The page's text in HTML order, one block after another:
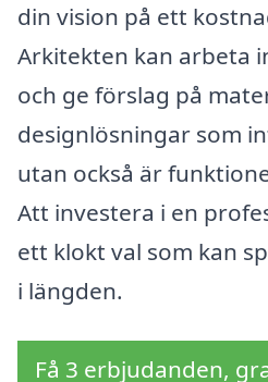
din vision på ett
Arkitekten kan arbeta
och ge förslag på
designlösningar som
utan också är
Att investera i en
ett klokt val som kan
i längden.
Få 3 erbjudanden,